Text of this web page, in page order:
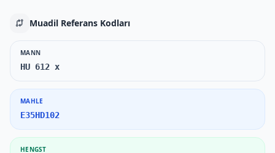
Muadil Referans Kodları
MANN
HU 612 x
MAHLE
E35HD102
HENGST